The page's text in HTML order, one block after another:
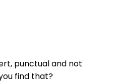
punctual and not
find that?